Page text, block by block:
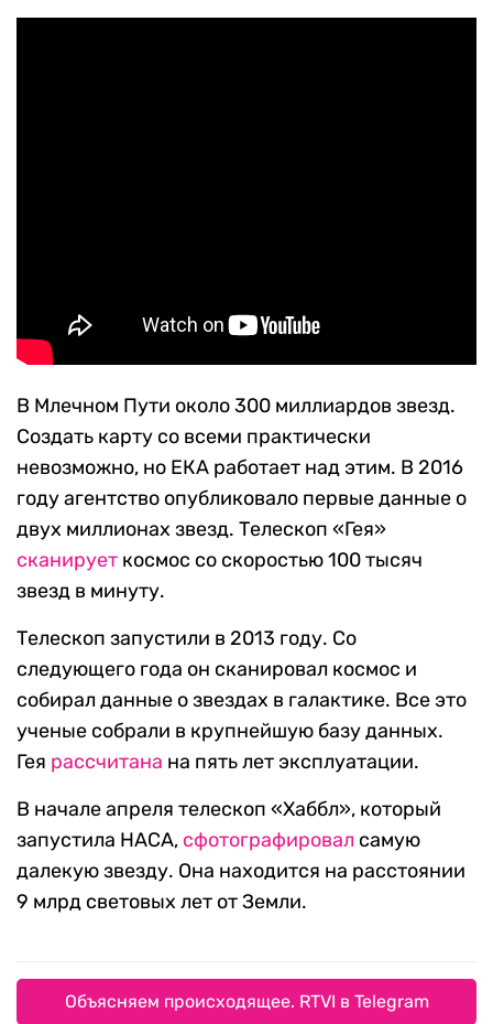
В Млечном Пути около 300 миллиардов звезд.
Создать карту со всеми практически
невозможно, но ЕКА работает над этим. В 2016
году агентство опубликовало первые данные о
двух миллионах звезд. Телескоп «Гея»
сканирует космос со скоростью 100 тысяч
звезд в минуту.
Телескоп запустили в 2013 году. Со
следующего года он сканировал космос и
собирал данные о звездах в галактике. Все это
ученые собрали в крупнейшую базу данных.
Гея рассчитана на пять лет эксплуатации.
В начале апреля телескоп «Хаббл», который
запустила НАСА, сфотографировал самую
далекую звезду. Она находится на расстоянии
9 млрд световых лет от Земли.
Объясняем происходящее. RTVI в Telegram